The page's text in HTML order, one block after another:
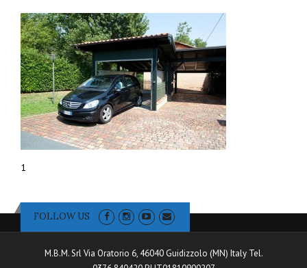
1
FOLLOW US
M.B.M. Srl Via Oratorio 6, 46040 Guidizzolo (MN) Italy Tel.